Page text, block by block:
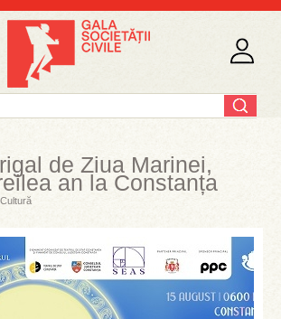
de Ziua Marinei,
an la Constanța